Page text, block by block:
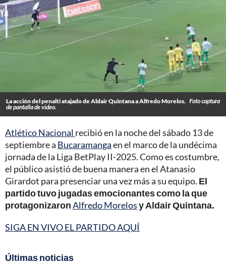
La acción del penalti atajado de Aldair Quintana a Alfredo Morelos. Foto captura
de pantalla de video.
Atlético Nacional recibió en la noche del sábado 13 de
septiembre a Bucaramangaen el marco de la undécima
jornada de la Liga BetPlay II-2025. Como es costumbre,
el público asistió de buena manera en el Atanasio
Girardot para presenciar una vez más a su equipo. El
partido tuvo jugadas emocionantes como la que
protagonizaronAlfredo Morelosy Aldair Quintana.
SIGA EN VIVO EL PARTIDO AQUÍ
Últimas noticias